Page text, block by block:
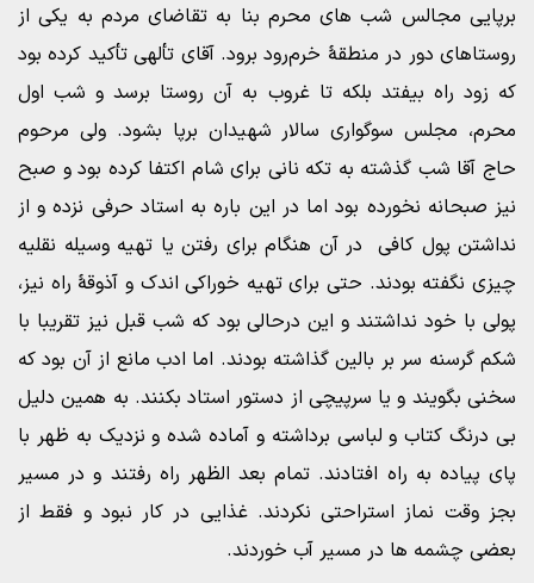
برپایی مجالس شب های محرم بنا به تقاضای مردم به یکی از
روستاهای دور در منطقۀ خرم‌رود برود. آقای تألهی تأکید کرده بود
که زود راه بیفتد بلکه تا غروب به آن روستا برسد و شب اول
محرم، مجلس سوگواری سالار شهیدان برپا بشود. ولی مرحوم
حاج آقا شب گذشته به تکه نانی برای شام اکتفا کرده بود و صبح
نیز صبحانه نخورده بود اما در این باره به استاد حرفی نزده و از
نداشتن پول کافی در آن هنگام برای رفتن یا تهیه وسیله نقلیه
چیزی نگفته بودند. حتی برای تهیه خوراکی اندک و آذوقۀ راه نیز،
پولی با خود نداشتند و این درحالی بود که شب قبل نیز تقریبا با
شکم گرسنه سر بر بالین گذاشته بودند. اما ادب مانع از آن بود که
سخنی بگویند و یا سرپیچی از دستور استاد بکنند. به همین دلیل
بی درنگ کتاب و لباسی برداشته و آماده شده و نزدیک به ظهر با
پای پیاده به راه افتادند. تمام بعد الظهر راه رفتند و در مسیر
بجز وقت نماز استراحتی نکردند. غذایی در کار نبود و فقط از
بعضی چشمه ها در مسیر آب خوردند.